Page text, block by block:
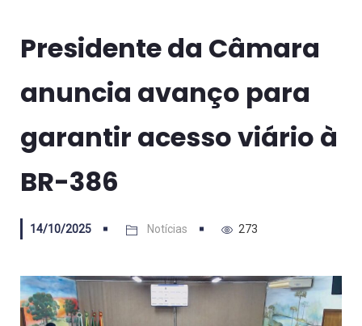
Presidente da Câmara
anuncia avanço para
garantir acesso viário à
BR-386
14/10/2025 Notícias 273